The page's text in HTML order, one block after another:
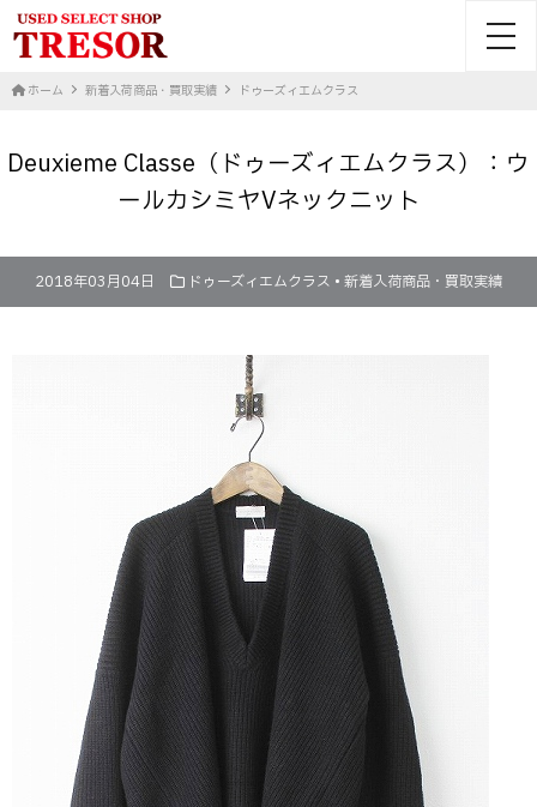
ホーム 新着入荷商品・買取実績 ドゥーズィエムクラス
Deuxieme Classe（ドゥーズィエムクラス）：ウ
ールカシミヤVネックニット
2018年03月04日 ドゥーズィエムクラス • 新着入荷商品・買取実績